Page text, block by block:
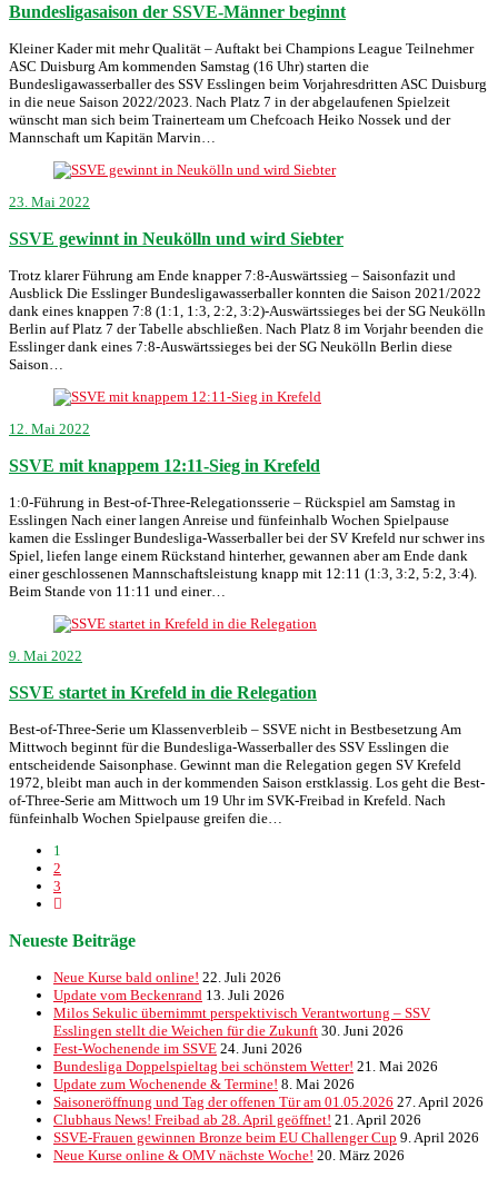
Bundesligasaison der SSVE-Männer beginnt
Kleiner Kader mit mehr Qualität – Auftakt bei Champions League Teilnehmer
ASC Duisburg Am kommenden Samstag (16 Uhr) starten die
Bundesligawasserballer des SSV Esslingen beim Vorjahresdritten ASC Duisburg
in die neue Saison 2022/2023. Nach Platz 7 in der abgelaufenen Spielzeit
wünscht man sich beim Trainerteam um Chefcoach Heiko Nossek und der
Mannschaft um Kapitän Marvin…
23. Mai 2022
SSVE gewinnt in Neukölln und wird Siebter
Trotz klarer Führung am Ende knapper 7:8-Auswärtssieg – Saisonfazit und
Ausblick Die Esslinger Bundesligawasserballer konnten die Saison 2021/2022
dank eines knappen 7:8 (1:1, 1:3, 2:2, 3:2)-Auswärtssieges bei der SG Neukölln
Berlin auf Platz 7 der Tabelle abschließen. Nach Platz 8 im Vorjahr beenden die
Esslinger dank eines 7:8-Auswärtssieges bei der SG Neukölln Berlin diese
Saison…
12. Mai 2022
SSVE mit knappem 12:11-Sieg in Krefeld
1:0-Führung in Best-of-Three-Relegationsserie – Rückspiel am Samstag in
Esslingen Nach einer langen Anreise und fünfeinhalb Wochen Spielpause
kamen die Esslinger Bundesliga-Wasserballer bei der SV Krefeld nur schwer ins
Spiel, liefen lange einem Rückstand hinterher, gewannen aber am Ende dank
einer geschlossenen Mannschaftsleistung knapp mit 12:11 (1:3, 3:2, 5:2, 3:4).
Beim Stande von 11:11 und einer…
9. Mai 2022
SSVE startet in Krefeld in die Relegation
Best-of-Three-Serie um Klassenverbleib – SSVE nicht in Bestbesetzung Am
Mittwoch beginnt für die Bundesliga-Wasserballer des SSV Esslingen die
entscheidende Saisonphase. Gewinnt man die Relegation gegen SV Krefeld
1972, bleibt man auch in der kommenden Saison erstklassig. Los geht die Best-
of-Three-Serie am Mittwoch um 19 Uhr im SVK-Freibad in Krefeld. Nach
fünfeinhalb Wochen Spielpause greifen die…
1
2
3
Neueste Beiträge
Neue Kurse bald online! 22. Juli 2026
Update vom Beckenrand 13. Juli 2026
Milos Sekulic übernimmt perspektivisch Verantwortung – SSV
Esslingen stellt die Weichen für die Zukunft 30. Juni 2026
Fest-Wochenende im SSVE 24. Juni 2026
Bundesliga Doppelspieltag bei schönstem Wetter! 21. Mai 2026
Update zum Wochenende & Termine! 8. Mai 2026
Saisoneröffnung und Tag der offenen Tür am 01.05.2026 27. April 2026
Clubhaus News! Freibad ab 28. April geöffnet! 21. April 2026
SSVE-Frauen gewinnen Bronze beim EU Challenger Cup 9. April 2026
Neue Kurse online & OMV nächste Woche! 20. März 2026